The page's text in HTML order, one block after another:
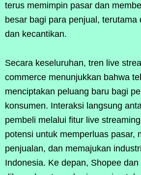
terus memimpin pasar dan
besar bagi para penjual, terutama
dan kecantikan.
Secara keseluruhan, tren live
commerce menunjukkan bahwa
menciptakan peluang baru bagi
konsumen. Interaksi langsung
pembeli melalui fitur live
potensi untuk memperluas pasar,
penjualan, dan memajukan
Indonesia. Ke depan, Shopee